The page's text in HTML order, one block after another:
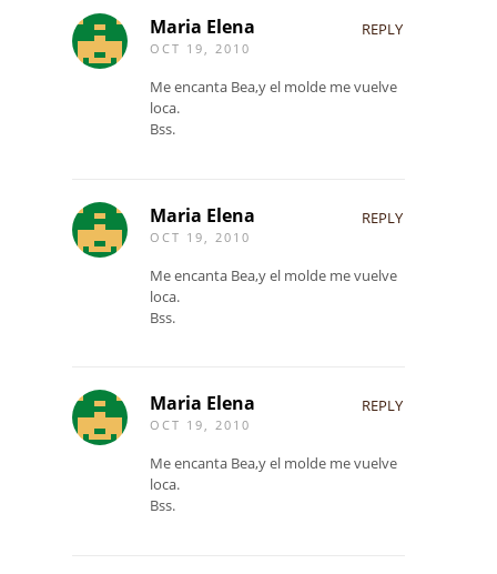
Maria Elena
OCT 19, 2010
REPLY
Me encanta Bea,y el molde me vuelve
loca.
Bss.
Maria Elena
OCT 19, 2010
REPLY
Me encanta Bea,y el molde me vuelve
loca.
Bss.
Maria Elena
OCT 19, 2010
REPLY
Me encanta Bea,y el molde me vuelve
loca.
Bss.